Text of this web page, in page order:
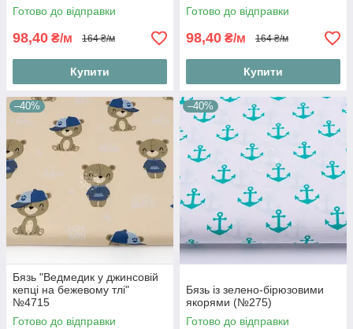
Готово до відправки
98,40 ₴/м 164 ₴/м
Купити
Готово до відправки
98,40 ₴/м 164 ₴/м
Купити
–40%
Бязь "Ведмедик у джинсовій
кепці на бежевому тлі"
№4715
Готово до відправки
–40%
Бязь із зелено-бірюзовими
якорями (№275)
Готово до відправки